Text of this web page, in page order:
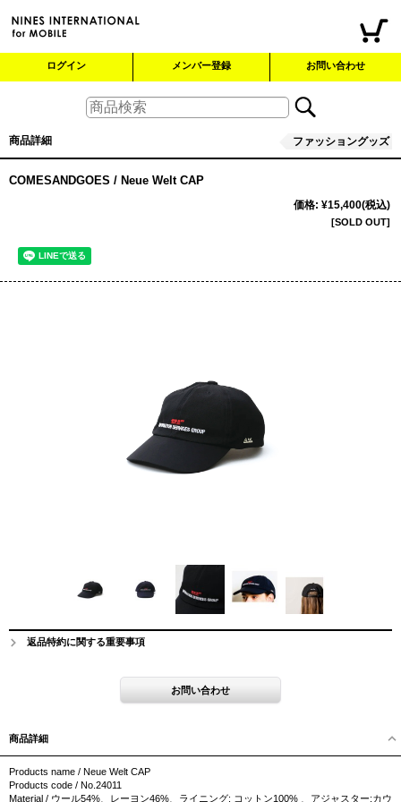
ログイン メンバー登録 お問い合わせ
商品詳細 ファッショングッズ
COMESANDGOES / Neue Welt CAP
価格: ¥15,400(税込)
[SOLD OUT]
返品特約に関する重要事項
商品詳細
Products name / Neue Welt CAP
Products code / No.24011
Material / ウール54%、レーヨン46%、ライニング: コットン100% 、アジャスター:カウ